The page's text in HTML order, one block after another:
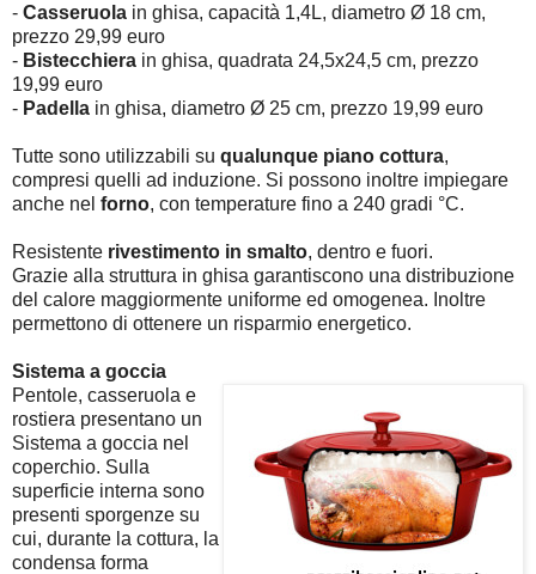
- Casseruola in ghisa, capacità 1,4L, diametro Ø 18 cm,
prezzo 29,99 euro
- Bistecchiera in ghisa, quadrata 24,5x24,5 cm, prezzo
19,99 euro
- Padella in ghisa, diametro Ø 25 cm, prezzo 19,99 euro
Tutte sono utilizzabili su qualunque piano cottura,
compresi quelli ad induzione. Si possono inoltre impiegare
anche nel forno, con temperature fino a 240 gradi °C.
Resistente rivestimento in smalto, dentro e fuori.
Grazie alla struttura in ghisa garantiscono una distribuzione
del calore maggiormente uniforme ed omogenea. Inoltre
permettono di ottenere un risparmio energetico.
Sistema a goccia
Pentole, casseruola e
rostiera presentano un
Sistema a goccia nel
coperchio. Sulla
superficie interna sono
presenti sporgenze su
cui, durante la cottura, la
condensa forma